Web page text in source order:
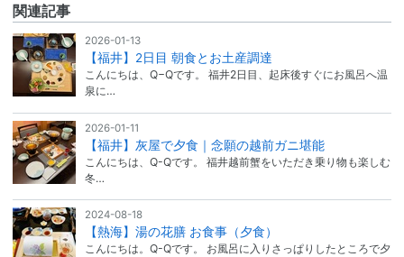
関連記事
2026-01-13
【福井】2日目 朝食とお土産調達
こんにちは、Q−Qです。 福井2日目、起床後すぐにお風呂へ温
泉に…
2026-01-11
【福井】灰屋で夕食｜念願の越前ガニ堪能
こんにちは、Q-Qです。 福井越前蟹をいただき乗り物も楽しむ
冬…
2024-08-18
【熱海】湯の花膳 お食事（夕食）
こんにちは。Q-Qです。 お風呂に入りさっぱりしたところで夕